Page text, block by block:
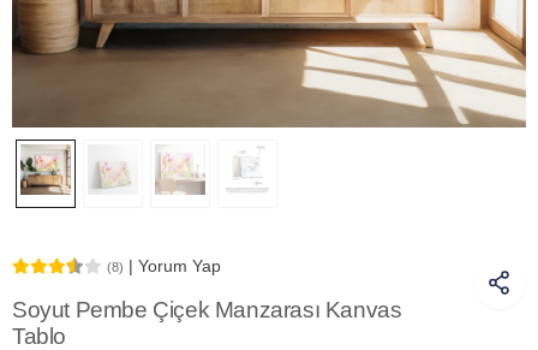
(8) | Yorum Yap
Soyut Pembe Çiçek Manzarası Kanvas
Tablo